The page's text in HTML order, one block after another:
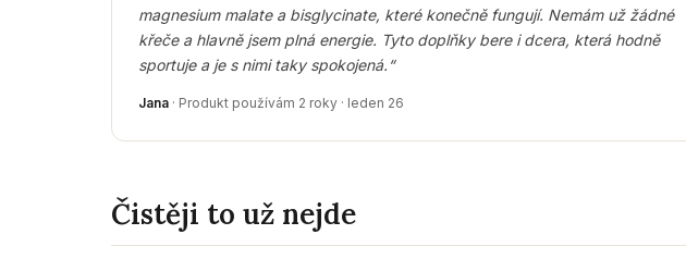
magnesium malate a bisglycinate, které konečně fungují. Nemám už žádné
křeče a hlavně jsem plná energie. Tyto doplňky bere i dcera, která hodně
sportuje a je s nimi taky spokojená.“
Jana · Produkt používám 2 roky · leden 26
Čistěji to už nejde